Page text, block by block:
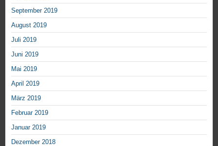
September 2019
August 2019
Juli 2019
Juni 2019
Mai 2019
April 2019
März 2019
Februar 2019
Januar 2019
Dezember 2018